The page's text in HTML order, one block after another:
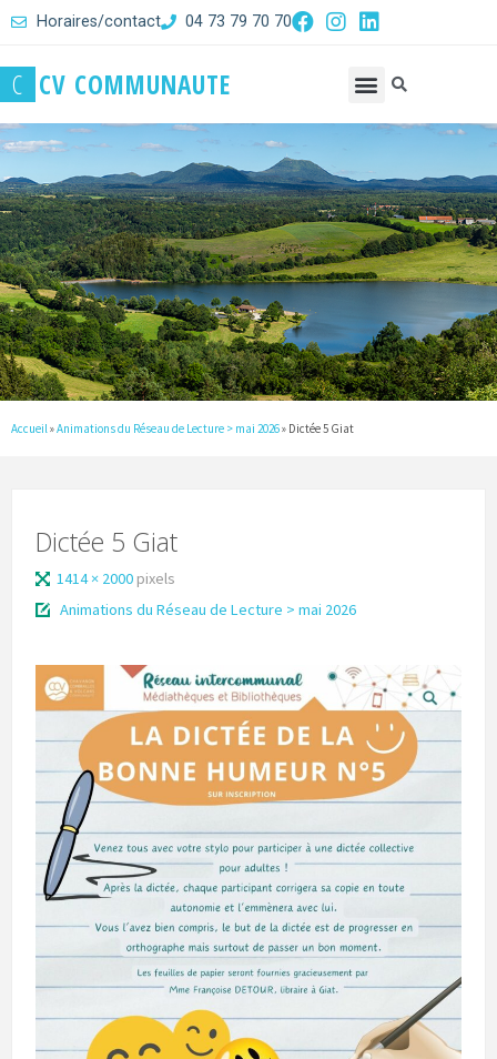
Horaires/contact 04 73 79 70 70
C CV COMMUNAUTE
Accueil »Animations du Réseau de Lecture > mai 2026» Dictée 5 Giat
Dictée 5 Giat
1414 × 2000 pixels
Animations du Réseau de Lecture > mai 2026